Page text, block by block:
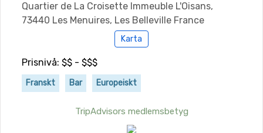
Quartier de La Croisette Immeuble L'Oisans,
73440 Les Menuires, Les Belleville France
Karta
Prisnivå: $$ - $$$
Franskt Bar Europeiskt
TripAdvisors medlemsbetyg